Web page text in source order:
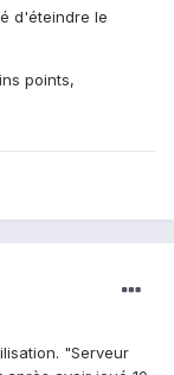
d'éteindre le
points,
"Serveur